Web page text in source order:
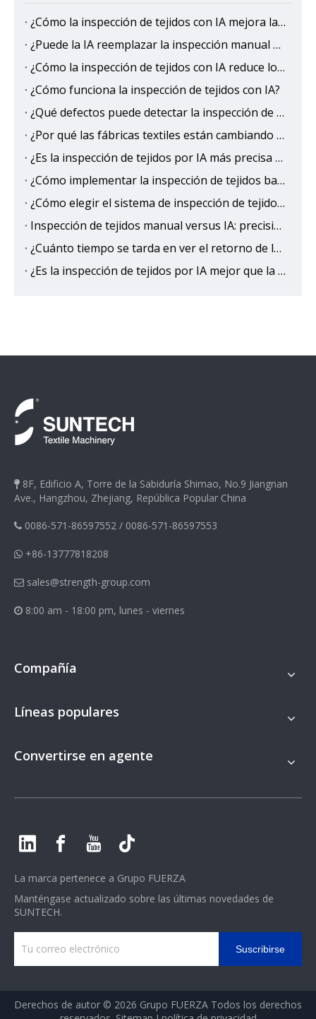
¿Cómo la inspección de tejidos con IA mejora la eficiencia de la producción en las fábricas textiles?
¿Puede la IA reemplazar la inspección manual de telas?
¿Cómo la inspección de tejidos con IA reduce los costos de control de calidad?
¿Cómo funciona la inspección de tejidos con IA?
¿Qué defectos puede detectar la inspección de tejidos con IA?
¿Por qué las fábricas textiles están cambiando a la inspección de tejidos con IA?
¿Es la inspección de tejidos por IA más precisa que la humana?
¿Cómo implementar la inspección de tejidos basada en IA para eliminar la salida de defectos?
¿Cómo elegir el sistema de inspección de tejidos con IA adecuado?
Inspección de tejidos manual versus IA: precisión, velocidad y comparación de costos
¿Cuánto tiempo se tarda en ver el retorno de la inversión (ROI) de la inspección de tejidos con IA?
¿Es la inspección de tejidos por IA mejor que la inspección manual tradicional?
 8F, Edificio A, Torre de la Sabiduría Shimao, No.9 Jiangnan
Ave., Hangzhou, Zhejiang, República Popular China
 0086-571-86597552 / 0086-571-86597553
 +86-13777818208
 sales@strength-group.com
 8:00 am - 18:00 pm, lunes - viernes
Compañía
Líneas populares
Convertirse en agente
La marca pertenece a Grupo FUERZA
Manténgase actualizado sobre las últimas novedades de
SUNTECH.
Suscribirse
Derechos de autor © 2026 Grupo FUERZA Todos los derechos